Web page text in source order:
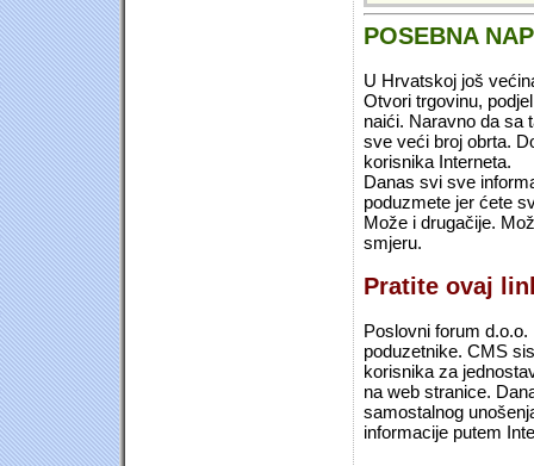
POSEBNA
U Hrvatskoj još
Otvori trgovinu,
naići. Naravno da sa
sve veći broj obrta.
korisnika Interneta.
Danas svi sve
poduzmete jer ćete
Može i drugačije.
smjeru.
Pratite ovaj
Poslovni forum
poduzetnike. CMS
korisnika za
na web stranice.
samostalnog
informacije putem